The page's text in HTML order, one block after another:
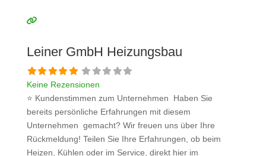
Leiner GmbH Heizungsbau
Keine Rezensionen
⭐ Kundenstimmen zum Unternehmen Haben Sie
bereits persönliche Erfahrungen mit diesem
Unternehmen gemacht? Wir freuen uns über Ihre
Rückmeldung! Teilen Sie Ihre Erfahrungen, ob beim
Heizen, Kühlen oder im Service, direkt hier im